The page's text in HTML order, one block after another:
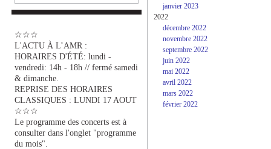
☆☆☆
L'ACTU À L’AMR :
HORAIRES D'ÉTÉ: lundi -
vendredi: 14h - 18h // fermé samedi
& dimanche.
REPRISE DES HORAIRES
CLASSIQUES : LUNDI 17 AOUT
☆☆☆
Le programme des concerts est à
consulter dans l'onglet "programme
du mois".
janvier 2023
2022
décembre 2022
novembre 2022
septembre 2022
juin 2022
mai 2022
avril 2022
mars 2022
février 2022